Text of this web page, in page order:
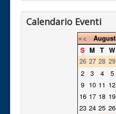
Calendario Eventi
«< August
S M T W
26 27 28 29
2
3 4 5
9 10 11 12
16 17 18 19
23 24 25 26